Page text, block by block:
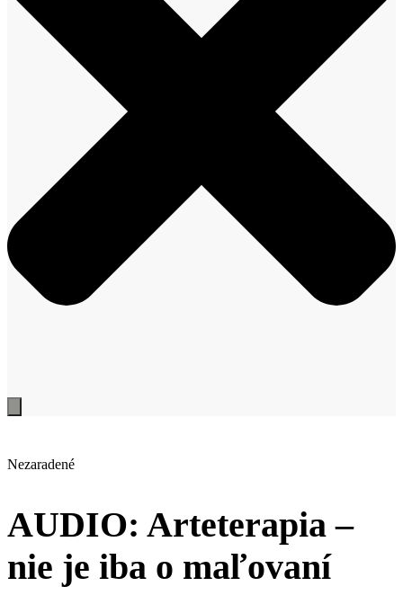
Nezaradené
AUDIO: Arteterapia –
nie je iba o maľovaní